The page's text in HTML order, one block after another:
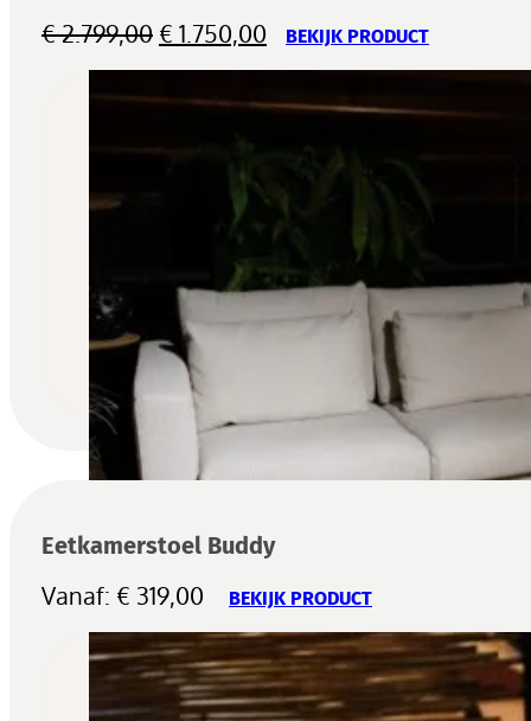
€2.799,00 Oorspronkelijke
€ 2.799,00.
€ 1.750,00 Huidige
€ 1.750,00.
BEKIJK PRODUCT
Eetkamerstoel Buddy
Vanaf: € 319,00 BEKIJK PRODUCT